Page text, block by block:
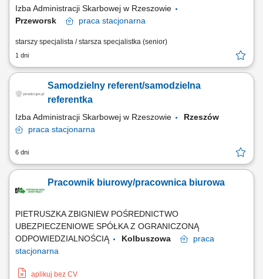
Izba Administracji Skarbowej w Rzeszowie
Przeworsk
praca stacjonarna
starszy specjalista / starsza specjalistka (senior)
1 dni
Samodzielny referent/samodzielna
referentka
Izba Administracji Skarbowej w Rzeszowie
Rzeszów
praca stacjonarna
6 dni
Pracownik biurowy/pracownica biurowa
PIETRUSZKA ZBIGNIEW POŚREDNICTWO
UBEZPIECZENIOWE SPÓŁKA Z OGRANICZONĄ
ODPOWIEDZIALNOŚCIĄ
Kolbuszowa
praca
stacjonarna
aplikuj bez CV